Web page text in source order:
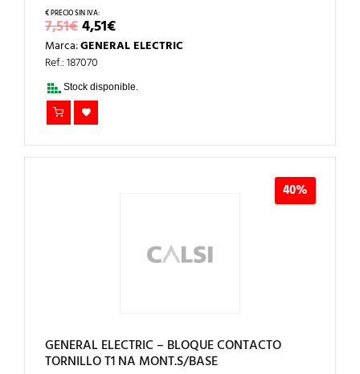
7,51€EL
PRECIO
ORIGINAL
ERA:
7,51€.
4,51€EL
PRECIO
ACTUAL
4,51€.
Marca:GENERAL ELECTRIC
Ref.: 187070
Stock disponible.
40%
GENERAL ELECTRIC – BLOQUE CONTACTO
TORNILLO T1 NA MONT.S/BASE